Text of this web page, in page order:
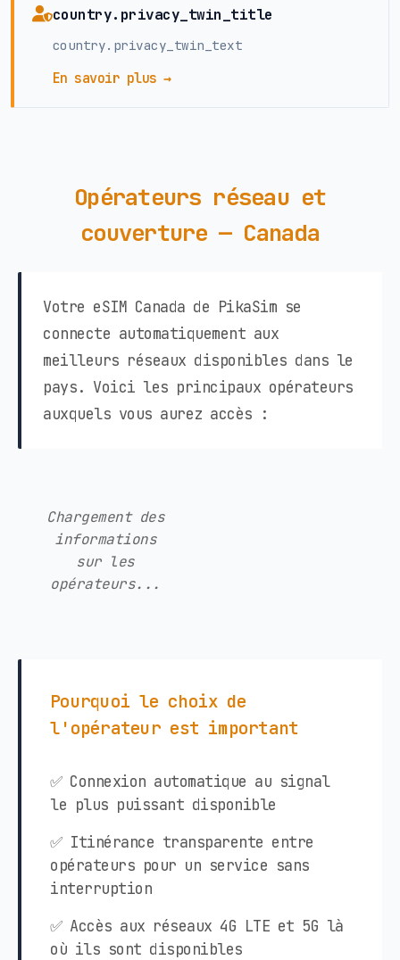
country.privacy_twin_title
country.privacy_twin_text
En savoir plus →
Opérateurs réseau et
couverture — Canada
Votre eSIM Canada de PikaSim se
connecte automatiquement aux
meilleurs réseaux disponibles dans le
pays. Voici les principaux opérateurs
auxquels vous aurez accès :
Chargement des
informations
sur les
opérateurs...
Pourquoi le choix de
l'opérateur est important
✅ Connexion automatique au signal
le plus puissant disponible
✅ Itinérance transparente entre
opérateurs pour un service sans
interruption
✅ Accès aux réseaux 4G LTE et 5G là
où ils sont disponibles